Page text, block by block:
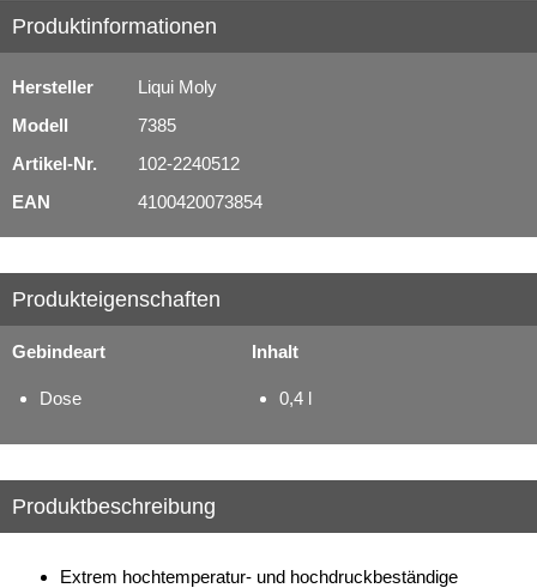
Produktinformationen
Hersteller
Liqui Moly
Modell
7385
Artikel-Nr.
102-2240512
EAN
4100420073854
Produkteigenschaften
Gebindeart
Dose
Inhalt
0,4 l
Produktbeschreibung
Extrem hochtemperatur- und hochdruckbeständige